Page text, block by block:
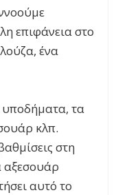
επιφάνεια στο
ένα
υποδήματα, τα
κλπ.
στη
αξεσουάρ
αυτό το